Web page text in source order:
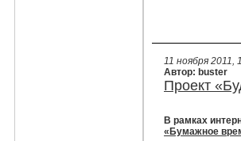
11 ноября 2011,
Автор: buster
Проект
В рамках
«Бумажное